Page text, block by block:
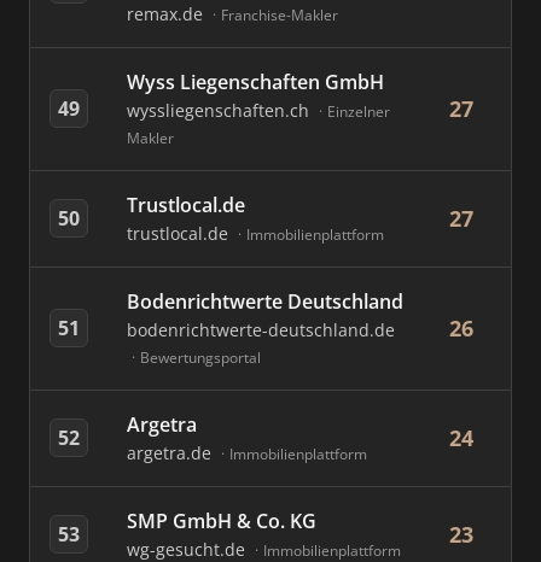
remax.de Franchise-Makler
49
Wyss Liegenschaften GmbH
wyssliegenschaften.ch
Einzelner
Makler
27
50 Trustlocal.de
trustlocal.de Immobilienplattform
27
51
Bodenrichtwerte Deutschland
bodenrichtwerte-deutschland.de
Bewertungsportal
26
52 Argetra
argetra.de Immobilienplattform
24
53 SMP GmbH & Co. KG
wg-gesucht.de Immobilienplattform
23